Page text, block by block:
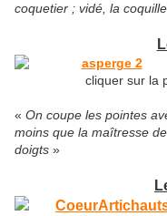
coquetier ; vidé, la
cliquer sur la
« On coupe les pointes
moins que la maîtresse
doigts »